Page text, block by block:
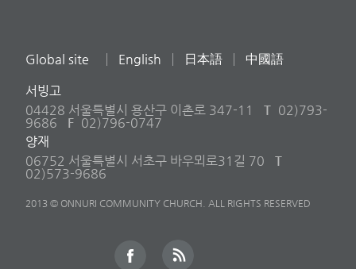
Global site English 日本語 中國語
서빙고
04428 서울특별시 용산구 이촌로 347-11
T 02)793-
9686
F 02)796-0747
양재
06752 서울특별시 서초구 바우뫼로31길 70
T
02)573-9686
2013 © ONNURI COMMUNITY CHURCH. ALL RIGHTS RESERVED